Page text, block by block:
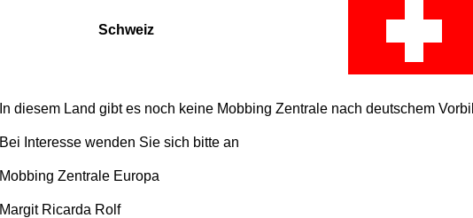
Schweiz
In diesem Land gibt es noch keine Mobbing Zentrale nach deutschem
Bei Interesse wenden Sie sich bitte an
Mobbing Zentrale Europa
Margit Ricarda Rolf